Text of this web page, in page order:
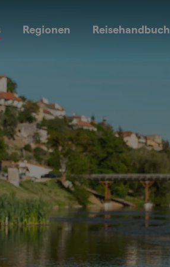
Regionen Reisehandbuch